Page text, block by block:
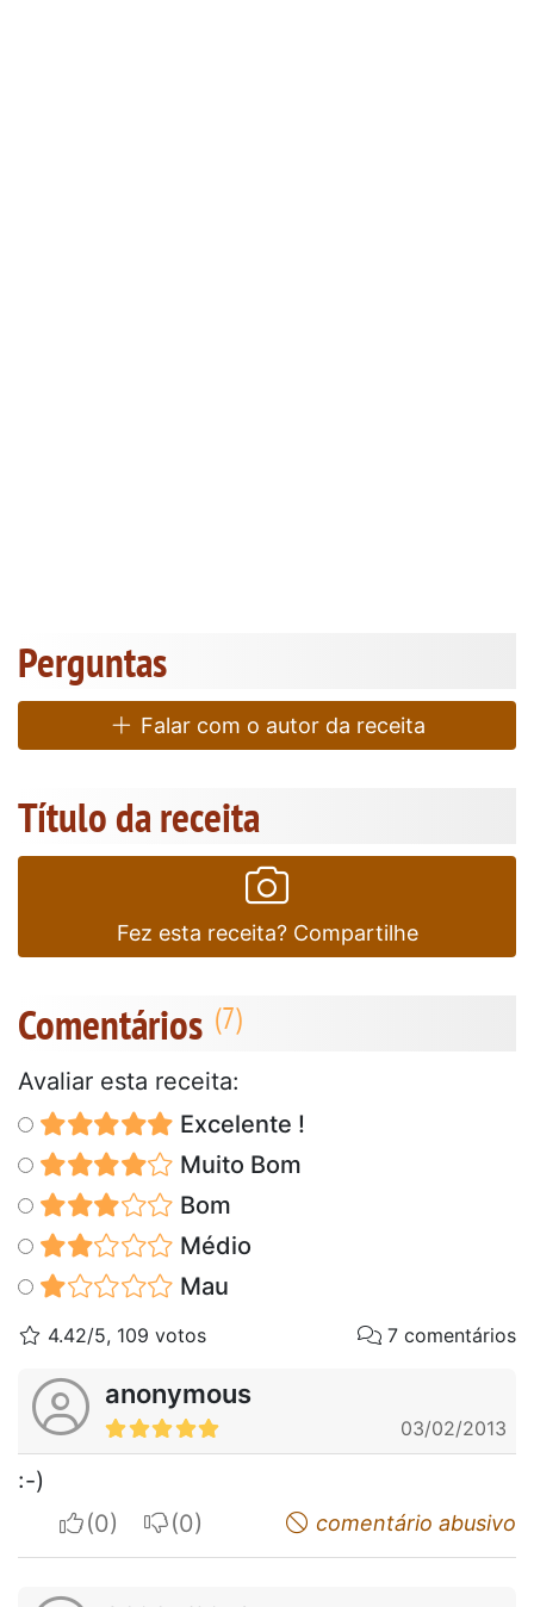
Perguntas
Falar com o autor da receita
Título da receita
Fez esta receita? Compartilhe
Comentários
Avaliar esta receita:
Excelente !
Muito Bom
Bom
Médio
Mau
4.42/5, 109 votos 7 comentários
anonymous
03/02/2013
:-)
I apreciateI do not appreciatecomentário abusivo